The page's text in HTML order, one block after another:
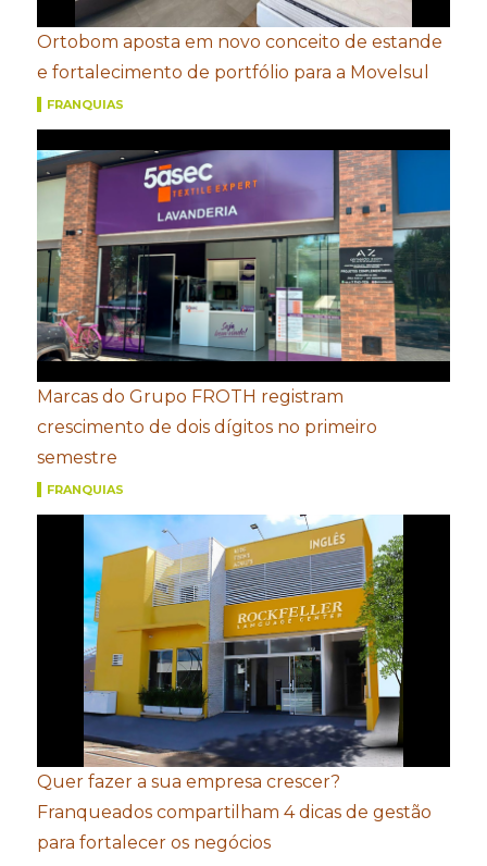
Ortobom aposta em novo conceito de estande
e fortalecimento de portfólio para a Movelsul
FRANQUIAS
Marcas do Grupo FROTH registram
crescimento de dois dígitos no primeiro
semestre
FRANQUIAS
Quer fazer a sua empresa crescer?
Franqueados compartilham 4 dicas de gestão
para fortalecer os negócios